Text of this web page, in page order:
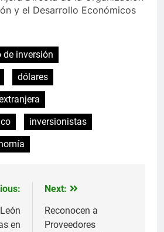
y el Desarrollo Económicos
de inversión
dólares
inversionistas
en
Next:
Reconocen a
Proveedores